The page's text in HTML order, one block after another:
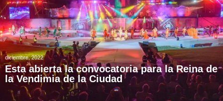
diciembre, 2022
Esta abierta la convocatoria para la Reina de
la Vendimia de la Ciudad